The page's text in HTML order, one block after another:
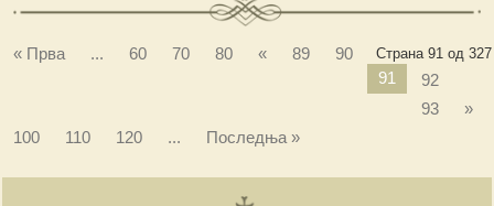
Страна 91 од 327
« Прва ... 60 70 80 « 89
90
91
92
93
»
100
110 120 ... Последња »